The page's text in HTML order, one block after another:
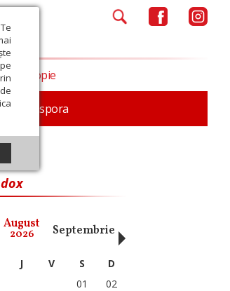
Diaspora
Filantropie
August
2026 Septembrie Octombrie
J V S
D
01
02